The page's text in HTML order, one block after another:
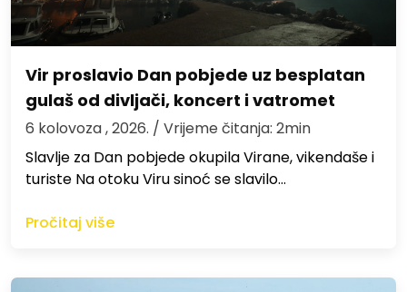
Vir proslavio Dan pobjede uz besplatan
gulaš od divljači, koncert i vatromet
6 kolovoza , 2026. / Vrijeme čitanja: 2min
Slavlje za Dan pobjede okupila Virane, vikendaše i
turiste Na otoku Viru sinoć se slavilo…
Pročitaj više